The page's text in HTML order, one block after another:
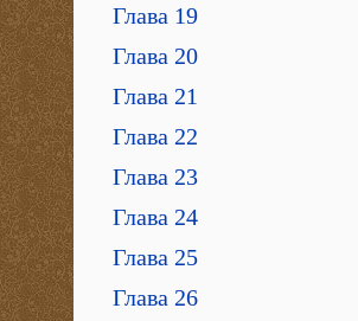
Глава 19
Глава 20
Глава 21
Глава 22
Глава 23
Глава 24
Глава 25
Глава 26